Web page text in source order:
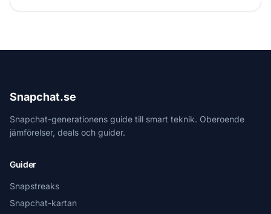
Snapchat.se
Snapchat-generationens guide till smart teknik. Oberoende
jämförelser, deals och guider.
Guider
Snapstreaks
Snapchat-kartan